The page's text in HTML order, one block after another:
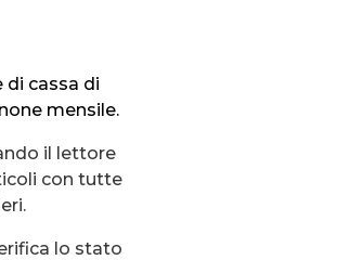
cassa di
mensile.
il lettore
con tutte
lo stato